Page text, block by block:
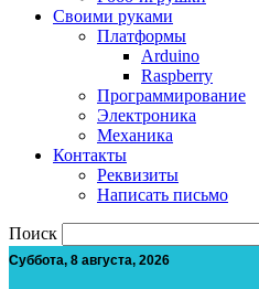
Своими руками
Платформы
Arduino
Raspberry
Программирование
Электроника
Механика
Контакты
Реквизиты
Написать письмо
Поиск
Суббота, 8 августа, 2026